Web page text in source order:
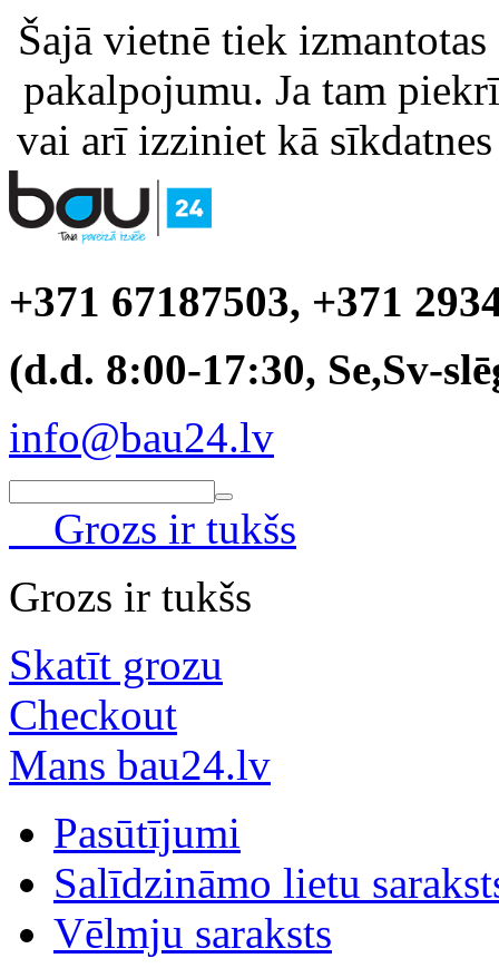
Šajā vietnē tiek
pakalpojumu. Ja tam
vai arī izziniet kā
+371 67187503, +371
(d.d. 8:00-17:30, Se,Sv-
info@bau24.lv
Grozs ir tukšs
Grozs ir tukšs
Skatīt grozu
Checkout
Mans bau24.lv
Pasūtījumi
Salīdzināmo lietu
Vēlmju saraksts